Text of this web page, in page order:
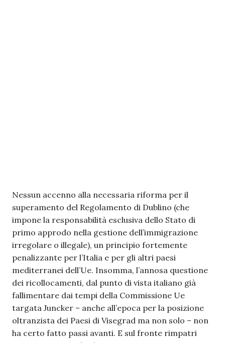
Nessun accenno alla necessaria riforma per il
superamento del Regolamento di Dublino (che
impone la responsabilità esclusiva dello Stato di
primo approdo nella gestione dell’immigrazione
irregolare o illegale), un principio fortemente
penalizzante per l’Italia e per gli altri paesi
mediterranei dell’Ue. Insomma, l’annosa questione
dei ricollocamenti, dal punto di vista italiano già
fallimentare dai tempi della Commissione Ue
targata Juncker – anche all’epoca per la posizione
oltranzista dei Paesi di Visegrad ma non solo – non
ha certo fatto passi avanti. E sul fronte rimpatri